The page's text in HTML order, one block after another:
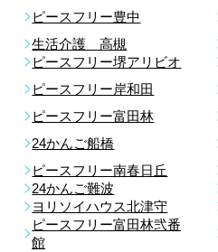
ピースフリー豊中
生活介護 高槻
ピースフリー堺アリビオ
ピースフリー岸和田
ピースフリー富田林
24かんご船橋
ピースフリー南春日丘
24かんご難波
ヨリソイハウス北津守
ピースフリー富田林弐番
館